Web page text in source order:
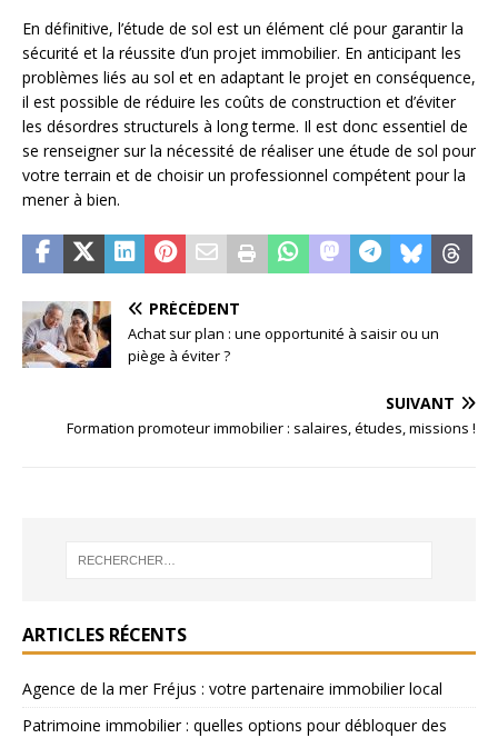
En définitive, l’étude de sol est un élément clé pour garantir la
sécurité et la réussite d’un projet immobilier. En anticipant les
problèmes liés au sol et en adaptant le projet en conséquence,
il est possible de réduire les coûts de construction et d’éviter
les désordres structurels à long terme. Il est donc essentiel de
se renseigner sur la nécessité de réaliser une étude de sol pour
votre terrain et de choisir un professionnel compétent pour la
mener à bien.
PRÉCÉDENT
Achat sur plan : une opportunité à saisir ou un
piège à éviter ?
SUIVANT
Formation promoteur immobilier : salaires, études, missions !
ARTICLES RÉCENTS
Agence de la mer Fréjus : votre partenaire immobilier local
Patrimoine immobilier : quelles options pour débloquer des